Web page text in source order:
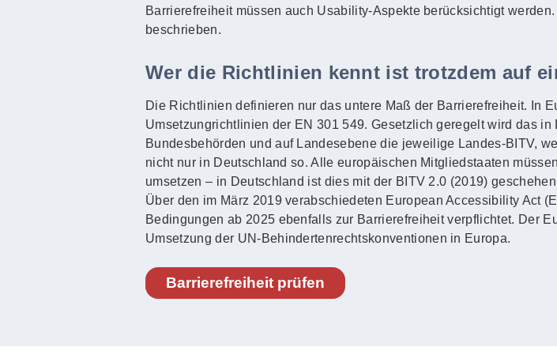
Barrierefreiheit müssen auch Usability-Aspekte berücksichtigt
beschrieben.
Wer die Richtlinien kennt ist trotzdem auf
Die Richtlinien definieren nur das untere Maß der Barrierefreiheit. In
Umsetzungrichtlinien der EN 301 549. Gesetzlich geregelt wird das
Bundesbehörden und auf Landesebene die jeweilige Landes-BITV,
nicht nur in Deutschland so. Alle europäischen Mitgliedstaaten
umsetzen – in Deutschland ist dies mit der BITV 2.0 (2019)
Über den im März 2019 verabschiedeten European Accessibility Act
Bedingungen ab 2025 ebenfalls zur Barrierefreiheit verpflichtet. Der
Umsetzung der UN-Behindertenrechtskonventionen in Europa.
Barrierefreiheit prüfen